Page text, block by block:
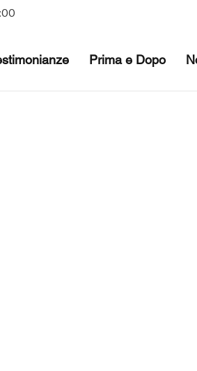
Prima e Dopo